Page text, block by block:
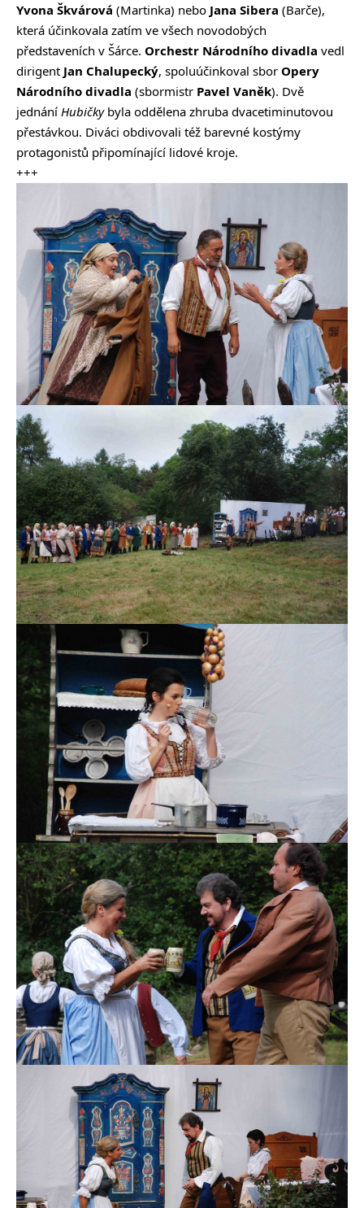
Yvona Škvárová (Martinka) nebo Jana Sibera (Barče),
která účinkovala zatím ve všech novodobých
představeních v Šárce. Orchestr Národního divadla vedl
dirigent Jan Chalupecký, spoluúčinkoval sbor Opery
Národního divadla (sbormistr Pavel Vaněk). Dvě
jednání Hubičkybyla oddělena zhruba dvacetiminutovou
přestávkou. Diváci obdivovali též barevné kostýmy
protagonistů připomínající lidové kroje.
+++